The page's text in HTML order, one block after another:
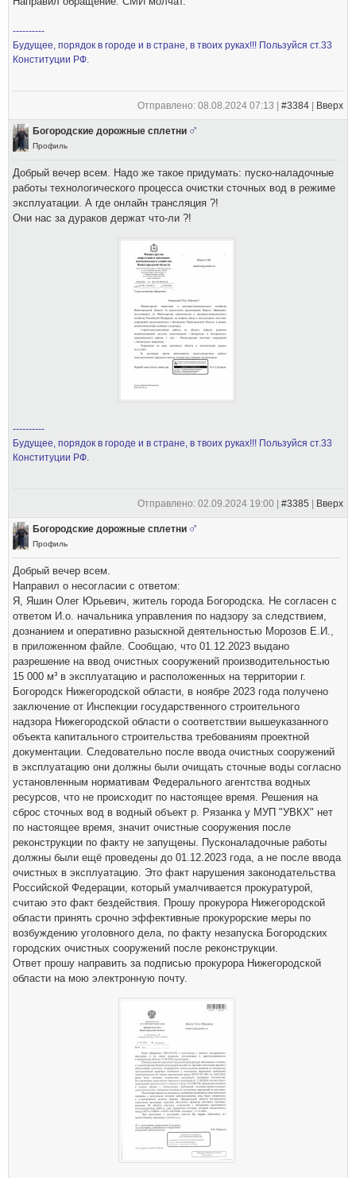
----------
Будущее, порядок в городе и в стране, в твоих руках!!! Пользуйся ст.33
Конституции РФ.
Отправлено: 08.08.2024 07:13 | #3384 Вверх
Богородские дорожные сплетни
Профиль
Добрый вечер всем. Надо же такое придумать: пуско-наладочные
работы технологического процесса очистки сточных вод в режиме
эксплуатации. А где онлайн трансляция ?!
Они нас за дураков держат что-ли ?!
----------
Будущее, порядок в городе и в стране, в твоих руках!!! Пользуйся ст.33
Конституции РФ.
Отправлено: 02.09.2024 19:00 | #3385 Вверх
Богородские дорожные сплетни
Профиль
Добрый вечер всем.
Направил о несогласии с ответом:
Я, Яшин Олег Юрьевич, житель города Богородска. Не согласен с
ответом И.о. начальника управления по надзору за следствием,
дознанием и оперативно разыскной деятельностью Морозов Е.И.,
в приложенном файле. Сообщаю, что 01.12.2023 выдано
разрешение на ввод очистных сооружений производительностью
15 000 м³ в эксплуатацию и расположенных на территории г.
Богородск Нижегородской области, в ноябре 2023 года получено
заключение от Инспекции государственного строительного
надзора Нижегородской области о соответствии вышеуказанного
объекта капитального строительства требованиям проектной
документации. Следовательно после ввода очистных сооружений
в эксплуатацию они должны были очищать сточные воды согласно
установленным нормативам Федерального агентства водных
ресурсов, что не происходит по настоящее время. Решения на
сброс сточных вод в водный объект р. Рязанка у МУП "УВКХ" нет
по настоящее время, значит очистные сооружения после
реконструкции по факту не запущены. Пусконаладочные работы
должны были ещё проведены до 01.12.2023 года, а не после ввода
очистных в эксплуатацию. Это факт нарушения законодательства
Российской Федерации, который умалчивается прокуратурой,
считаю это факт бездействия. Прошу прокурора Нижегородской
области принять срочно эффективные прокурорские меры по
возбуждению уголовного дела, по факту незапуска Богородских
городских очистных сооружений после реконструкции.
Ответ прошу направить за подписью прокурора Нижегородской
области на мою электронную почту.